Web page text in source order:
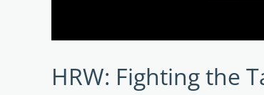
HRW: Fighting the